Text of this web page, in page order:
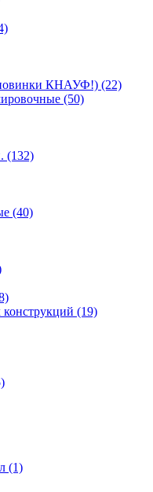
КНАУФ!) (22)
(50)
(132)
(40)
(19)
(1)